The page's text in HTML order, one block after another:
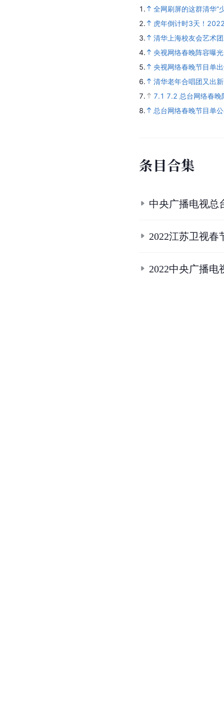
1.
全网刷屏的这群清华“
2.
虎年倒计时3天！
3.
清华上海校友会艺术
4.
央视网络春晚阵容曝
5.
央视网络春晚节目单
6.
清华老年合唱团又出
7.
7.1 7.2 总台网络春晚
8.
总台网络春晚节目单
条目合集
中央广播电视总
2022江苏卫视春
2022中央广播